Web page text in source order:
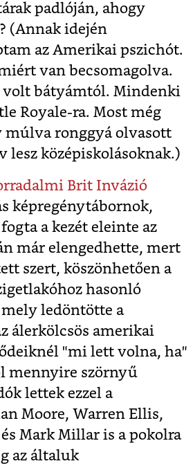
padlóján, ahogy
(Annak idején
az Amerikai pszichót.
van becsomagolva.
volt bátyámtól. Mindenki
Royale-ra. Most még
múlva ronggyá olvasott
lesz középiskolásoknak.)
Brit Invázió
képregénytábornok,
a kezét eleinte az
már elengedhette, mert
szert, köszönhetően a
hasonló
ledöntötte a
álerkölcsös amerikai
"mi lett volna, ha"
mennyire szörnyű
lettek ezzel a
Moore, Warren Ellis,
Mark Millar is a pokolra
az általuk